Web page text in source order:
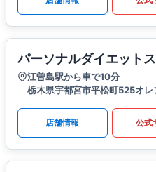
パーソナルダイエット
江曽島駅から車で10分
栃木県宇都宮市平松町525オ
店舗情報 公式